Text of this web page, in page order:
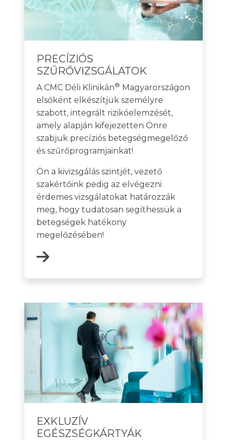
PRECÍZIÓS
SZŰRŐVIZSGÁLATOK
A CMC Déli Klinikán® Magyarországon
elsőként elkészítjük személyre
szabott, integrált rizikóelemzését,
amely alapján kifejezetten Önre
szabjuk precíziós betegségmegelőző
és szűrőprogramjainkat!
Ön a kivizsgálás szintjét, vezető
szakértőink pedig az elvégezni
érdemes vizsgálatokat határozzák
meg, hogy tudatosan segíthessük a
betegségek hatékony
megelőzésében!
EXKLUZÍV
EGÉSZSÉGKÁRTYÁK